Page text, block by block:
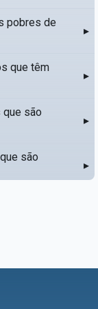
pobres de
▸
que têm
▸
são
▸
são
▸
▸